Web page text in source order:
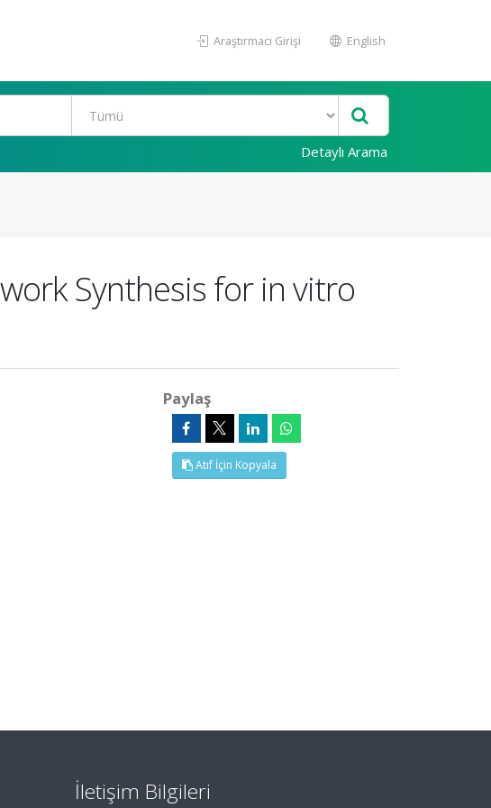
Araştırmacı Girişi English
Detaylı Arama
Synthesis for in vitro
Paylaş
Atıf İçin Kopyala
İletişim Bilgileri